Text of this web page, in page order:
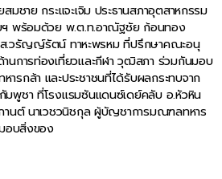
ชาย กระแจะเจิม ประธานสภาอุตสาหกรรม
ฯ พร้อมด้วย พ.ต.ท.อาณัฐชัย ก้อนทอง
.วรัญญ์รัตน์ ทาหะพรหม ที่ปรึกษาคณะอนุ
นการท่องเที่ยวและกีฬา วุฒิสภา ร่วมกันมอบ
ารกล้า และประชาชนที่ได้รับผลกระทบจาก
พูชา ที่โรงแรมซันแดนซ์เดย์คลับ อ.หัวหิน
านต์ นาเวชวนิชกุล ผู้บัญชาการมณฑลทหาร
อบสิ่งของ